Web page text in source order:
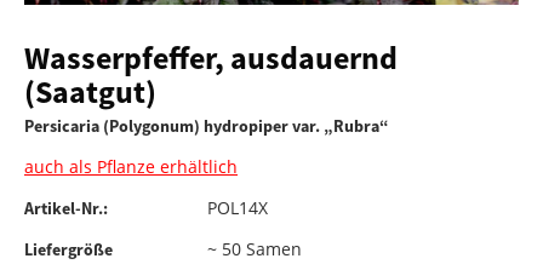
Wasserpfeffer, ausdauernd
(Saatgut)
Persicaria (Polygonum) hydropiper var. „Rubra“
auch als Pflanze erhältlich
Artikel-Nr.: POL14X
Liefergröße ~ 50 Samen